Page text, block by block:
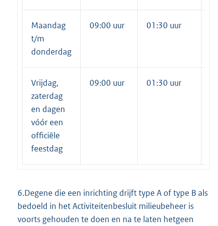
Maandag
t/m
donderdag
09:00 uur 01:30 uur
Vrijdag,
zaterdag
en dagen
vóór een
officiële
feestdag
09:00 uur 01:30 uur
6.Degene die een inrichting drijft type A of type B als
bedoeld in het Activiteitenbesluit milieubeheer is
voorts gehouden te doen en na te laten hetgeen